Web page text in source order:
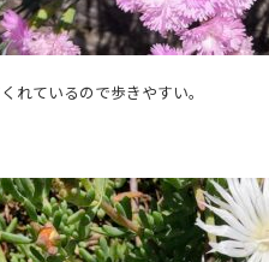
れているので歩きやすい。